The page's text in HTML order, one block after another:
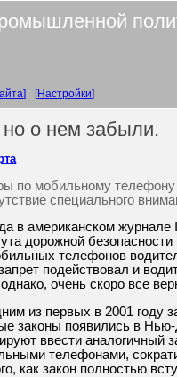
Настройки
но о нем забыли.
по мобильному
специального
в американском
дорожной
телефонов
подействовал и
очень скоро все
из первых в 2001 году
законы появились в
ввести аналогичный
телефонами,
как закон полностью